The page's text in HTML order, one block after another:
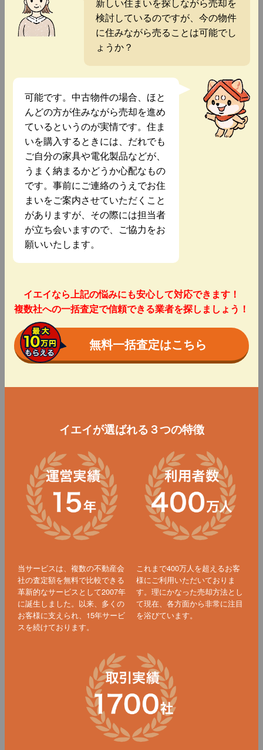
検討しているのですが、今の物件
に住みながら売ることは可能でし
ょうか？
可能です。中古物件の場合、ほと
んどの方が住みながら売却を進め
ているというのが実情です。住ま
いを購入するときには、だれでも
ご自分の家具や電化製品などが、
うまく納まるかどうか心配なもの
です。事前にご連絡のうえでお住
まいをご案内させていただくこと
がありますが、その際には担当者
が立ち会いますので、ご協力をお
願いいたします。
イエイなら上記の悩みにも安心して対応できます！
複数社への一括査定で信頼できる業者を探しましょう！
無料一括査定はこちら
イエイが選ばれる３つの特徴
当サービスは、複数の不動産会
社の査定額を無料で比較できる
革新的なサービスとして2007年
に誕生しました。以来、多くの
お客様に支えられ、15年サービ
スを続けております。
これまで400万人を超えるお客
様にご利用いただいておりま
す。理にかなった売却方法とし
て現在、各方面から非常に注目
を浴びています。